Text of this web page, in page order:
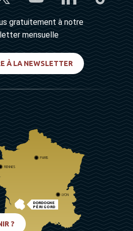
gratuitement à notre
mensuelle
À LA NEWSLETTER
DORDOGNE
PÉRIGORD
PARIS
RENNES
LYON
?